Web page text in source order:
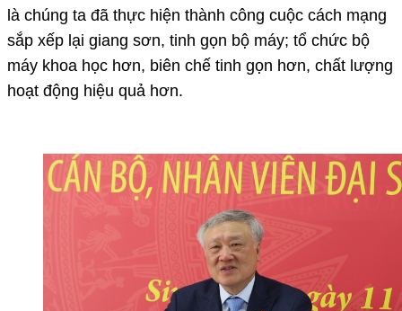
là chúng ta đã thực hiện thành công cuộc cách mạng
sắp xếp lại giang sơn, tinh gọn bộ máy; tổ chức bộ
máy khoa học hơn, biên chế tinh gọn hơn, chất lượng
hoạt động hiệu quả hơn.